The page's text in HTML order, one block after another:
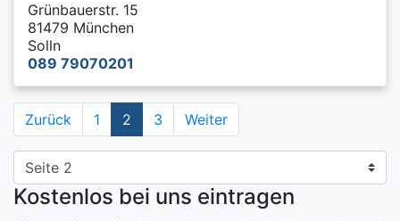
Grünbauerstr. 15
81479 München
Solln
089 79070201
Zurück 1 2 3 Weiter
Kostenlos bei uns eintragen